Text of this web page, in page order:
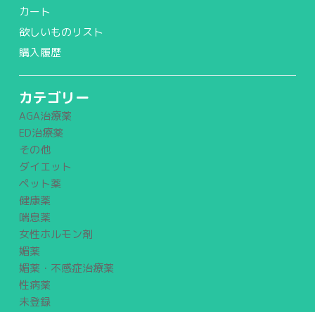
カート
欲しいものリスト
購入履歴
カテゴリー
AGA治療薬
ED治療薬
その他
ダイエット
ペット薬
健康薬
喘息薬
女性ホルモン剤
媚薬
媚薬・不感症治療薬
性病薬
未登録